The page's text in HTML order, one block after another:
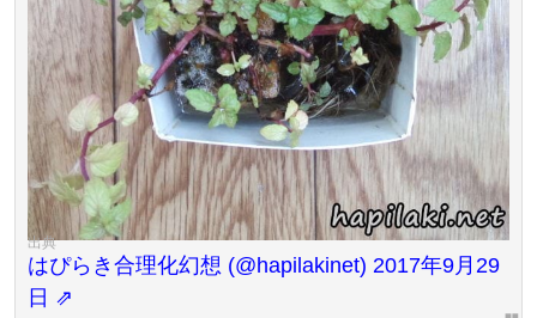
はぴらき合理化幻想 (@hapilakinet) 2017年9月29
日